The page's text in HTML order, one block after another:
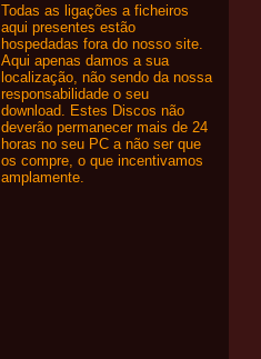
Todas as ligações a ficheiros
aqui presentes estão
hospedadas fora do nosso site.
Aqui apenas damos a sua
localização, não sendo da nossa
responsabilidade o seu
download. Estes Discos não
deverão permanecer mais de 24
horas no seu PC a não ser que
os compre, o que incentivamos
amplamente.